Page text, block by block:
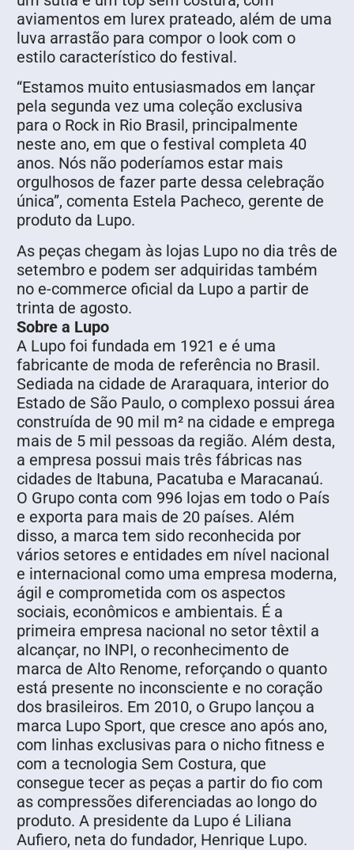
aviamentos em lurex prateado, além de uma
luva arrastão para compor o look com o
estilo característico do festival.
“Estamos muito entusiasmados em lançar
pela segunda vez uma coleção exclusiva
para o Rock in Rio Brasil, principalmente
neste ano, em que o festival completa 40
anos. Nós não poderíamos estar mais
orgulhosos de fazer parte dessa celebração
única”, comenta Estela Pacheco, gerente de
produto da Lupo.
As peças chegam às lojas Lupo no dia três de
setembro e podem ser adquiridas também
no e-commerce oficial da Lupo a partir de
trinta de agosto.
Sobre a Lupo
A Lupo foi fundada em 1921 e é uma
fabricante de moda de referência no Brasil.
Sediada na cidade de Araraquara, interior do
Estado de São Paulo, o complexo possui área
construída de 90 mil m² na cidade e emprega
mais de 5 mil pessoas da região. Além desta,
a empresa possui mais três fábricas nas
cidades de Itabuna, Pacatuba e Maracanaú.
O Grupo conta com 996 lojas em todo o País
e exporta para mais de 20 países. Além
disso, a marca tem sido reconhecida por
vários setores e entidades em nível nacional
e internacional como uma empresa moderna,
ágil e comprometida com os aspectos
sociais, econômicos e ambientais. É a
primeira empresa nacional no setor têxtil a
alcançar, no INPI, o reconhecimento de
marca de Alto Renome, reforçando o quanto
está presente no inconsciente e no coração
dos brasileiros. Em 2010, o Grupo lançou a
marca Lupo Sport, que cresce ano após ano,
com linhas exclusivas para o nicho fitness e
com a tecnologia Sem Costura, que
consegue tecer as peças a partir do fio com
as compressões diferenciadas ao longo do
produto. A presidente da Lupo é Liliana
Aufiero, neta do fundador, Henrique Lupo.